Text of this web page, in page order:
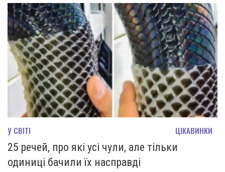
У СВІТІ ЦІКАВИНКИ
25 речей, про які усі чули, але тільки
одиниці бачили їх насправді